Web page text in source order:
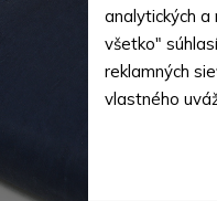
analytických
všetko"
reklamných
vlastného